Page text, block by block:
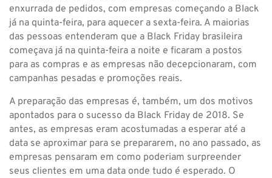
enxurrada de pedidos, com empresas começando a Black
já na quinta-feira, para aquecer a sexta-feira. A maiorias
das pessoas entenderam que a Black Friday brasileira
começava já na quinta-feira a noite e ficaram a postos
para as compras e as empresas não decepcionaram, com
campanhas pesadas e promoções reais.
A preparação das empresas é, também, um dos motivos
apontados para o sucesso da Black Friday de 2018. Se
antes, as empresas eram acostumadas a esperar até a
data se aproximar para se prepararem, no ano passado, as
empresas pensaram em como poderiam surpreender
seus clientes em uma data onde tudo é esperado. O